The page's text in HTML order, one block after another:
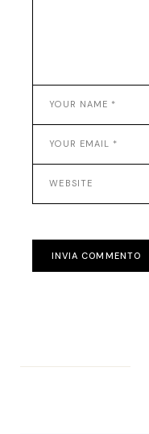
INVIA COMMENTO